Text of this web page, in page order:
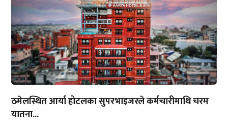
ठमेलस्थित आर्या होटलका सुपरभाइजरले कर्मचारीमाथि चरम
यातना...